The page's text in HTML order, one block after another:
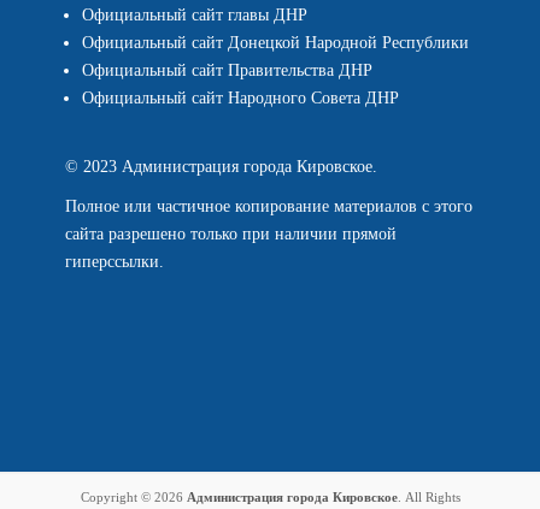
Официальный сайт главы ДНР
Официальный сайт Донецкой Народной Республики
Официальный сайт Правительства ДНР
Официальный сайт Народного Совета ДНР
© 2023 Администрация города Кировское.
Полное или частичное копирование материалов с этого
сайта разрешено только при наличии прямой
гиперссылки.
Copyright © 2026 Администрация города Кировское. All Rights